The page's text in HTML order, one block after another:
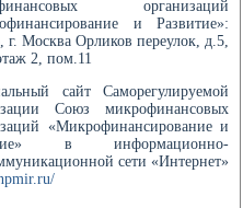
организаций
и Развитие»:
г. Москва Орликов переулок, д.5,
2, пом.11
сайт Саморегулируемой
Союз микрофинансовых
«Микрофинансирование и
в информационно-
сети «Интернет»